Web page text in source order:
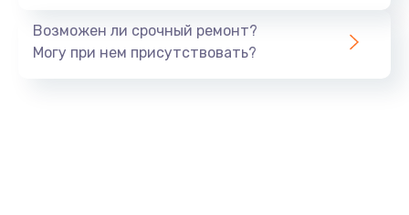
Заказать
Возможен ли срочный ремонт?
Могу при нем присутствовать?